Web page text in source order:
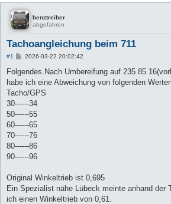
benztreiber
abgefahren
Tachoangleichung beim 711
#1
B
i
r
a
2026-03-22 20:02:42
Folgendes.Nach Umbereifung auf 235 85
habe ich eine Abweichung von folgenden
Tacho/GPS
30------34
50------55
60------65
70------76
80------86
90------96
Original Winkeltrieb ist 0,695
Ein Spezialist nähe Lübeck meinte anhand der
ich einen Winkeltrieb von 0,61.